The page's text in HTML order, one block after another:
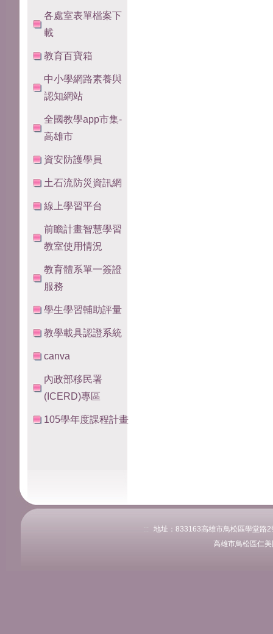
各處室表單檔案下
載
教育百寶箱
中小學網路素養與
認知網站
全國教學app市集-
高雄市
資安防護學員
土石流防災資訊網
線上學習平台
前瞻計畫智慧學習
教室使用情況
教育體系單一簽證
服務
學生學習輔助評量
教學載具認證系統
canva
內政部移民署
(ICERD)專區
105學年度課程計畫
:::
地址：833163高雄市鳥松區學堂
高雄市鳥松區仁